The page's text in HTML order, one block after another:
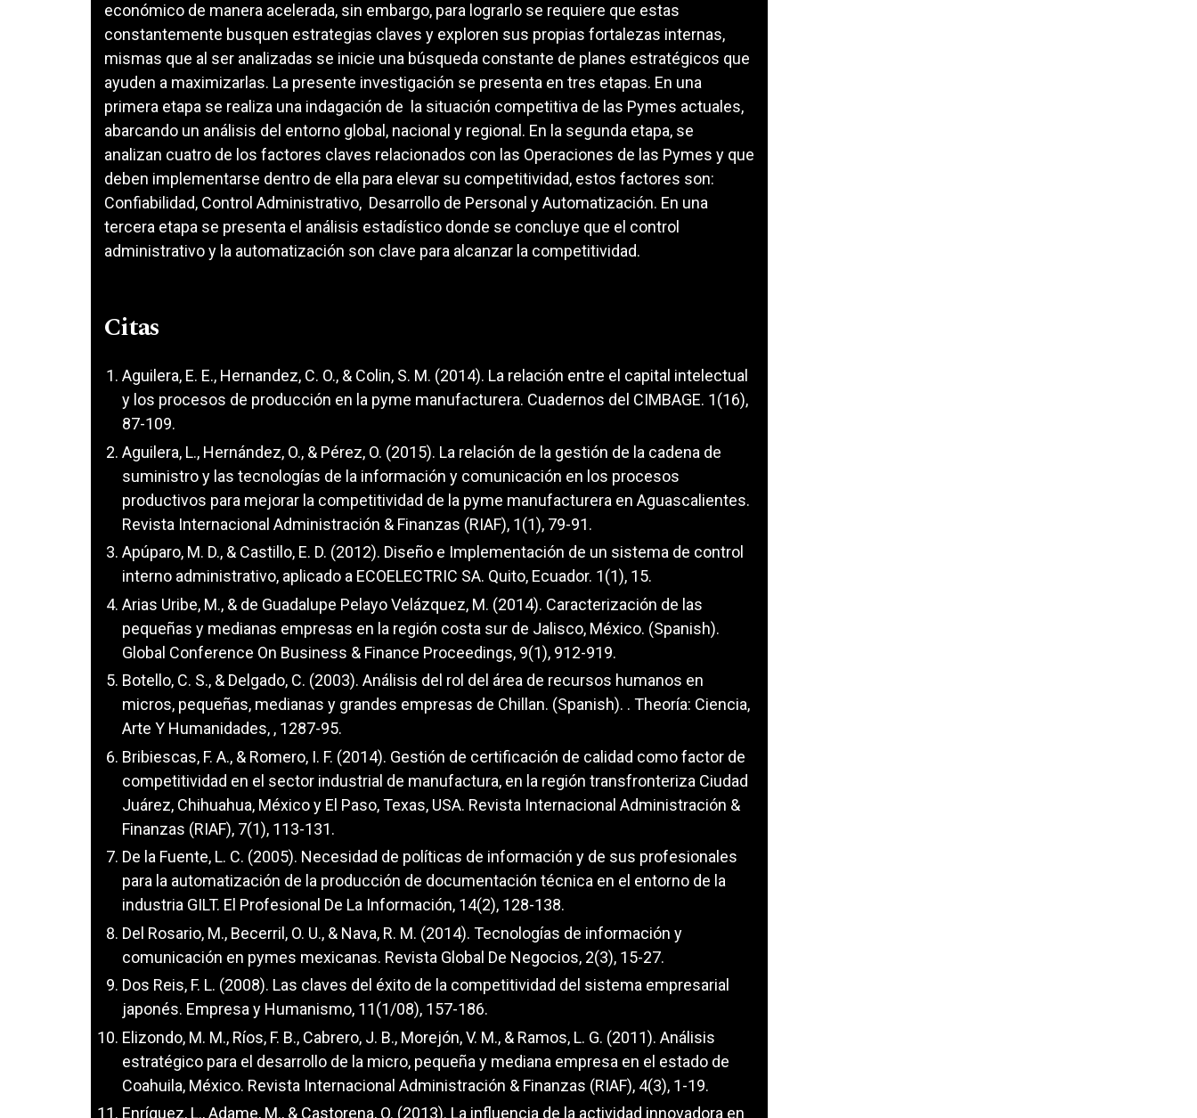
económico de manera acelerada, sin embargo, para lograrlo se requiere que estas
constantemente busquen estrategias claves y exploren sus propias fortalezas internas,
mismas que al ser analizadas se inicie una búsqueda constante de planes estratégicos que
ayuden a maximizarlas. La presente investigación se presenta en tres etapas. En una
primera etapa se realiza una indagación de la situación competitiva de las Pymes actuales,
abarcando un análisis del entorno global, nacional y regional. En la segunda etapa, se
analizan cuatro de los factores claves relacionados con las Operaciones de las Pymes y que
deben implementarse dentro de ella para elevar su competitividad, estos factores son:
Confiabilidad, Control Administrativo, Desarrollo de Personal y Automatización. En una
tercera etapa se presenta el análisis estadístico donde se concluye que el control
administrativo y la automatización son clave para alcanzar la competitividad.
Citas
Aguilera, E. E., Hernandez, C. O., & Colin, S. M. (2014). La relación entre el capital intelectual
y los procesos de producción en la pyme manufacturera. Cuadernos del CIMBAGE. 1(16),
87-109.
Aguilera, L., Hernández, O., & Pérez, O. (2015). La relación de la gestión de la cadena de
suministro y las tecnologías de la información y comunicación en los procesos
productivos para mejorar la competitividad de la pyme manufacturera en Aguascalientes.
Revista Internacional Administración & Finanzas (RIAF), 1(1), 79-91.
Apúparo, M. D., & Castillo, E. D. (2012). Diseño e Implementación de un sistema de control
interno administrativo, aplicado a ECOELECTRIC SA. Quito, Ecuador. 1(1), 15.
Arias Uribe, M., & de Guadalupe Pelayo Velázquez, M. (2014). Caracterización de las
pequeñas y medianas empresas en la región costa sur de Jalisco, México. (Spanish).
Global Conference On Business & Finance Proceedings, 9(1), 912-919.
Botello, C. S., & Delgado, C. (2003). Análisis del rol del área de recursos humanos en
micros, pequeñas, medianas y grandes empresas de Chillan. (Spanish). . Theoría: Ciencia,
Arte Y Humanidades, , 1287-95.
Bribiescas, F. A., & Romero, I. F. (2014). Gestión de certificación de calidad como factor de
competitividad en el sector industrial de manufactura, en la región transfronteriza Ciudad
Juárez, Chihuahua, México y El Paso, Texas, USA. Revista Internacional Administración &
Finanzas (RIAF), 7(1), 113-131.
De la Fuente, L. C. (2005). Necesidad de políticas de información y de sus profesionales
para la automatización de la producción de documentación técnica en el entorno de la
industria GILT. El Profesional De La Información, 14(2), 128-138.
Del Rosario, M., Becerril, O. U., & Nava, R. M. (2014). Tecnologías de información y
comunicación en pymes mexicanas. Revista Global De Negocios, 2(3), 15-27.
Dos Reis, F. L. (2008). Las claves del éxito de la competitividad del sistema empresarial
japonés. Empresa y Humanismo, 11(1/08), 157-186.
Elizondo, M. M., Ríos, F. B., Cabrero, J. B., Morejón, V. M., & Ramos, L. G. (2011). Análisis
estratégico para el desarrollo de la micro, pequeña y mediana empresa en el estado de
Coahuila, México. Revista Internacional Administración & Finanzas (RIAF), 4(3), 1-19.
Enríquez, L., Adame, M., & Castorena, O. (2013). La influencia de la actividad innovadora en